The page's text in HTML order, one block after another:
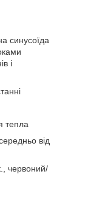
синусоїда
і
тепла
від
червоний/